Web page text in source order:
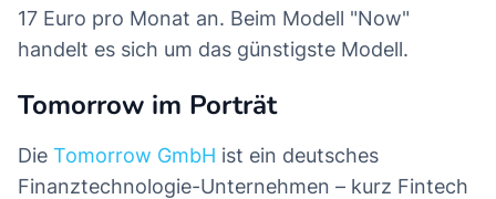
17 Euro pro Monat an. Beim Modell "Now"
handelt es sich um das günstigste Modell.
Tomorrow im Porträt
Die Tomorrow GmbH ist ein deutsches
Finanztechnologie-Unternehmen – kurz Fintech